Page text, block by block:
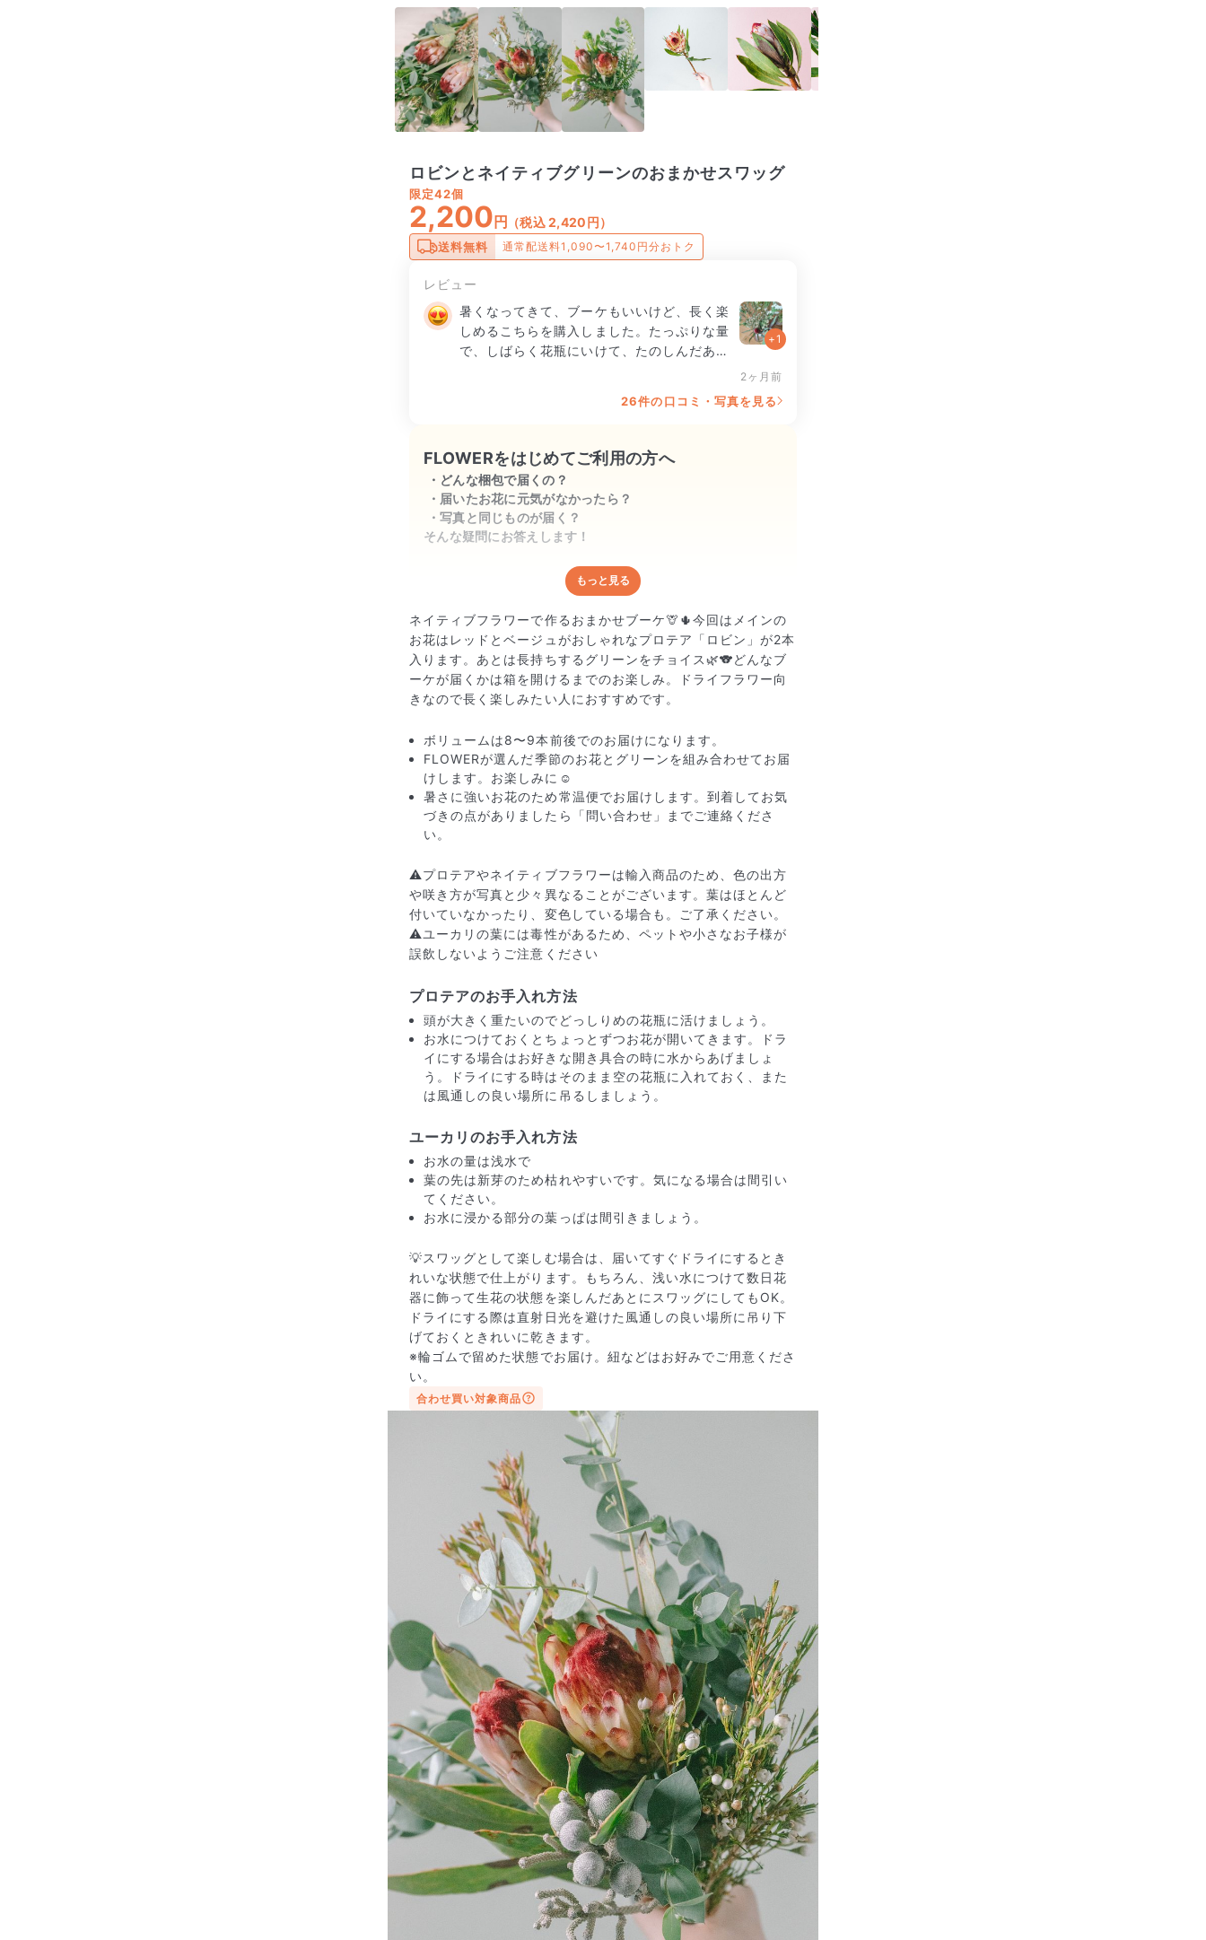
ロビンとネイティブグリーンのおまかせスワッグ
限定42個
2,200円 （税込 2,420円）
送料無料 通常配送料1,090〜1,740円分おトク
レビュー
暑くなってきて、ブーケもいいけど、長く楽
しめるこちらを購入しました。たっぷりな量
で、しばらく花瓶にいけて、たのしんだあ
+1
2ヶ月前
26件の口コミ・写真を見る
FLOWERをはじめてご利用の方へ
どんな梱包で届くの？
届いたお花に元気がなかったら？
写真と同じものが届く？
そんな疑問にお答えします！
どんな梱包で届くの？
出荷前に水揚げ（花が水を吸いやすくなる処理）を施し、専用
ボックスに丁寧に梱包してお届けしています。きゅっとまとめ
られて一見窮屈そうに見えますが、輸送中の衝撃による折れや
擦れを軽減する効果があります。
もし届いたお花に「枯れている」「折れている」などの不備が
あった場合は、些細なことでもお気軽にサポートまでご連絡く
ださい。ご返金にて補償いたします。
写真と同じものが届く？
商品ページに掲載している写真は、実際にお届けする商品を撮
影したものです。お花は生き物なので、どうしても色味やサイ
ズ・咲き方に個体差はありますが、できるだけ写真のイメージ
に近いものをお届けできるように人の目でチェックをしていま
す。
よくある質問
Q. 毎月自動でお花が届くサービスですか？
いいえ、毎月自動でお届けするサービスではありません。好きな時
に好きな花をご注文いただけます。
Q. 配送できないエリアはありますか？
ただいま沖縄・離島エリアへの配送には対応しておりません。ご了
もっと見る
ネイティブフラワーで作るおまかせブーケ🦒🌵今回はメインの
お花はレッドとベージュがおしゃれなプロテア「ロビン」が2本
入ります。あとは長持ちするグリーンをチョイス🌿🐨どんなブ
ーケが届くかは箱を開けるまでのお楽しみ。ドライフラワー向
きなので長く楽しみたい人におすすめです。
ボリュームは8〜9本前後でのお届けになります。
FLOWERが選んだ季節のお花とグリーンを組み合わせてお届
けします。お楽しみに☺️
暑さに強いお花のため常温便でお届けします。到着してお気
づきの点がありましたら「問い合わせ」までご連絡くださ
い。
⚠️プロテアやネイティブフラワーは輸入商品のため、色の出方
や咲き方が写真と少々異なることがございます。葉はほとんど
付いていなかったり、変色している場合も。ご了承ください。
⚠️ユーカリの葉には毒性があるため、ペットや小さなお子様が
誤飲しないようご注意ください
プロテアのお手入れ方法
頭が大きく重たいのでどっしりめの花瓶に活けましょう。
お水につけておくとちょっとずつお花が開いてきます。ドラ
イにする場合はお好きな開き具合の時に水からあげましょ
う。ドライにする時はそのまま空の花瓶に入れておく、また
は風通しの良い場所に吊るしましょう。
ユーカリのお手入れ方法
お水の量は浅水で
葉の先は新芽のため枯れやすいです。気になる場合は間引い
てください。
お水に浸かる部分の葉っぱは間引きましょう。
💡スワッグとして楽しむ場合は、届いてすぐドライにするとき
れいな状態で仕上がります。もちろん、浅い水につけて数日花
器に飾って生花の状態を楽しんだあとにスワッグにしてもOK。
ドライにする際は直射日光を避けた風通しの良い場所に吊り下
げておくときれいに乾きます。
※輪ゴムで留めた状態でお届け。紐などはお好みでご用意くださ
い。
合わせ買い対象商品